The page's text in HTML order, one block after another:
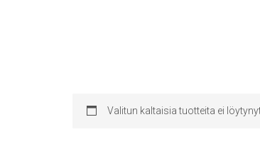
Valitun kaltaisia tuotteita ei